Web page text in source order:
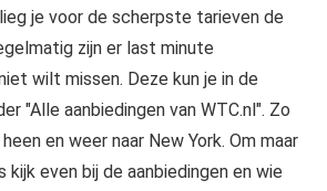
je voor de scherpste tarieven de
zijn er last minute
wilt missen. Deze kun je in de
"Alle aanbiedingen van WTC.nl". Zo
en weer naar New York. Om maar
kijk even bij de aanbiedingen en wie